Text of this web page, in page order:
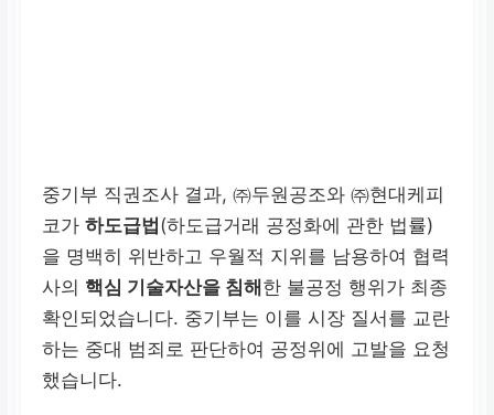
중기부 직권조사 결과, ㈜두원공조와 ㈜현대케피
코가하도급법 (하도급거래 공정화에 관한 법률)
을 명백히 위반하고 우월적 지위를 남용하여 협력
사의 핵심 기술자산을 침해 한 불공정 행위가 최종
확인되었습니다. 중기부는 이를 시장 질서를 교란
하는 중대 범죄로 판단하여 공정위에 고발을 요청
했습니다.